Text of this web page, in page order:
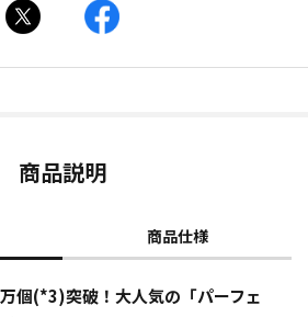
商品説明
商品仕様
個(*3)突破！大人気の「パーフェ